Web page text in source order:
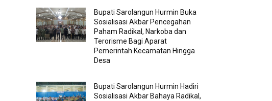
Bupati Sarolangun Hurmin Buka
Sosialisasi Akbar Pencegahan
Paham Radikal, Narkoba dan
Terorisme Bagi Aparat
Pemerintah Kecamatan Hingga
Desa
Bupati Sarolangun Hurmin Hadiri
Sosialisasi Akbar Bahaya Radikal,